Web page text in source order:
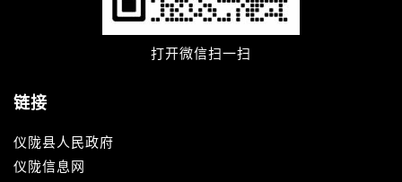
打开微信扫一扫
链接
仪陇县人民政府
仪陇信息网